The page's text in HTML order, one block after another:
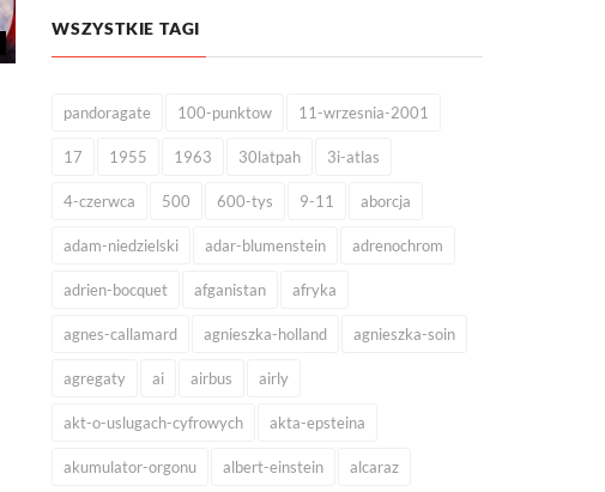
WSZYSTKIE TAGI
pandoragate 100-punktow 11-wrzesnia-2001
17 1955 1963 30latpah 3i-atlas
4-czerwca 500 600-tys 9-11 aborcja
adam-niedzielski adar-blumenstein adrenochrom
adrien-bocquet afganistan afryka
agnes-callamard agnieszka-holland agnieszka-soin
agregaty ai airbus airly
akt-o-uslugach-cyfrowych akta-epsteina
akumulator-orgonu albert-einstein alcaraz